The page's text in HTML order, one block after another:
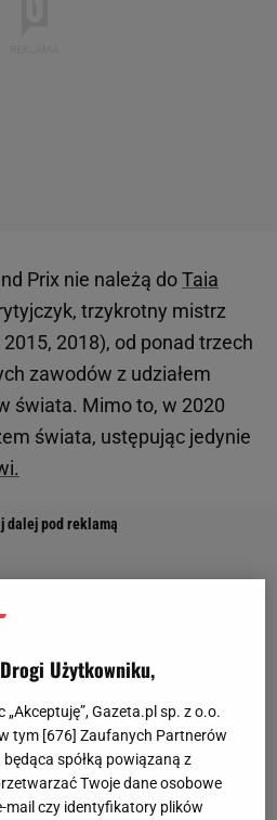
Prix nie należą doTaia
trzykrotny mistrz
2018), od ponad trzech
zawodów z udziałem
świata. Mimo to, w 2020
świata, ustępując jedynie
Użytkowniku,
Gazeta.pl sp. z o.o.
tym [676] Zaufanych Partnerów
spółką powiązaną z
Twoje dane osobowe
mail czy identyfikatory plików